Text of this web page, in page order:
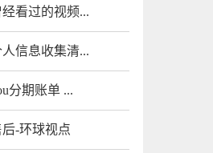
经看过的视频...
人信息收集清...
分期账单 ...
后-环球视点